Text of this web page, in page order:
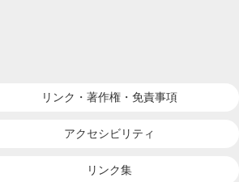
リンク・著作権・ 免責事項
アクセシビリティ
リンク集